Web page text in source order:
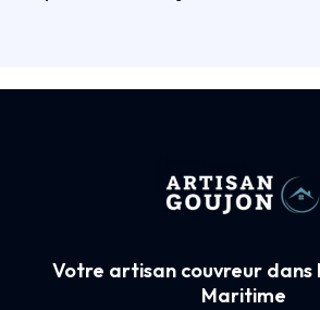
Votre artisan couvreur dans
Maritime